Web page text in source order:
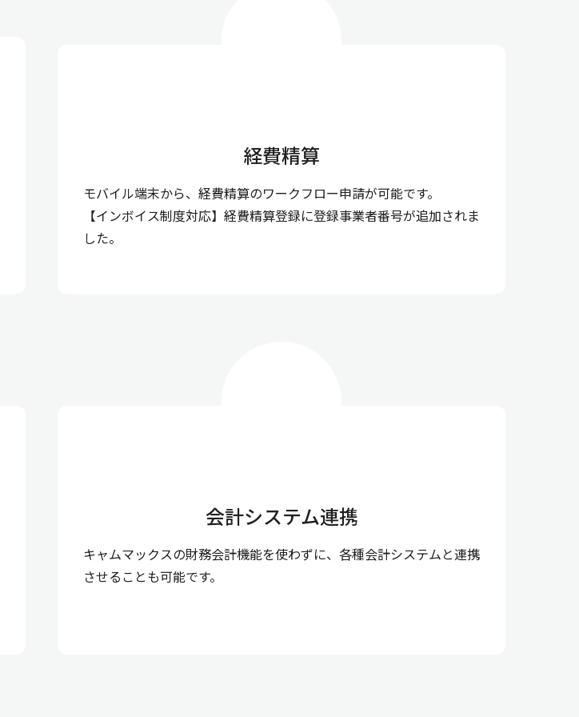
経費精算
モバイル端末から、経費精算のワークフロー申請が可能です。
【インボイス制度対応】経費精算登録に登録事業者番号が追加されま
した。
会計システム連携
キャムマックスの財務会計機能を使わずに、各種会計システムと連携
させることも可能です。